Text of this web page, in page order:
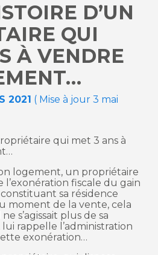
D’UN
QUI
À VENDRE
2021 ( Mise à jour 3 mai
qui met 3 ans à
logement, un propriétaire
fiscale du gain
sa résidence
moment de la vente, cela
s’agissait plus de sa
rappelle l’administration
exonération…